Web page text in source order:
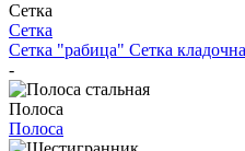
Сетка
Сетка
Сетка "рабица" Сетка
-
Полоса
Полоса